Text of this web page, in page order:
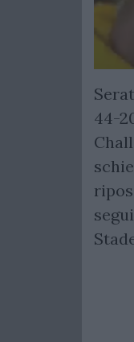
44-